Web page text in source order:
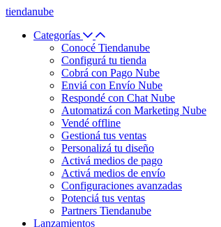
tiendanube
Categorías
Conocé Tiendanube
Configurá tu tienda
Cobrá con Pago Nube
Enviá con Envío Nube
Respondé con Chat Nube
Automatizá con Marketing Nube
Vendé offline
Gestioná tus ventas
Personalizá tu diseño
Activá medios de pago
Activá medios de envío
Configuraciones avanzadas
Potenciá tus ventas
Partners Tiendanube
Lanzamientos